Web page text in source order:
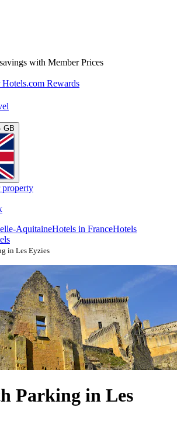
with Member Prices
Rewards
GB
AquitaineHotels in FranceHotels
in Les Eyzies
Parking in Les